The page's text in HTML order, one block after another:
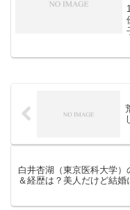
白井杏湖（東京医科大学）
＆経歴は？美人だけど結婚